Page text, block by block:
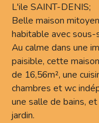
L'ile SAINT-DENIS;
Belle maison
habitable avec sous-
Au calme dans une
paisible, cette
de 16,56m², une
chambres et wc
une salle de bains,
jardin.